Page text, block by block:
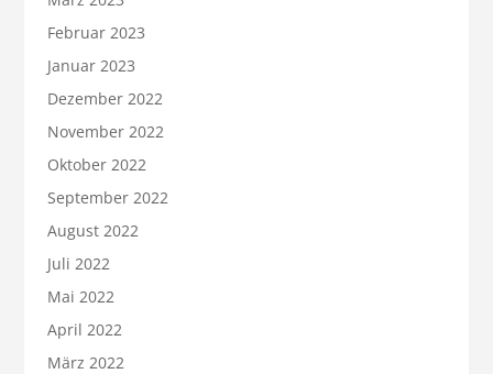
Februar 2023
Januar 2023
Dezember 2022
November 2022
Oktober 2022
September 2022
August 2022
Juli 2022
Mai 2022
April 2022
März 2022